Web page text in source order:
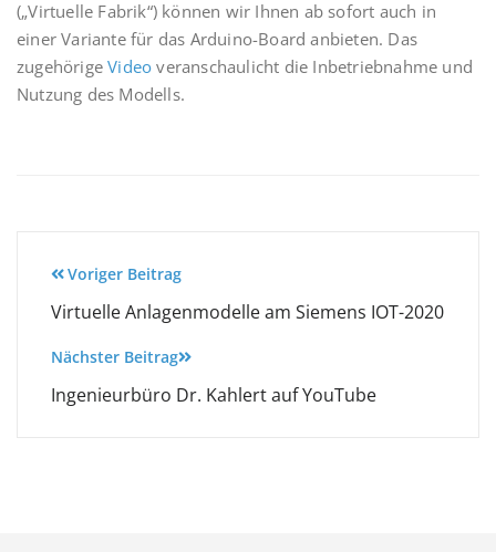
(„Virtuelle Fabrik“) können wir Ihnen ab sofort auch in
einer Variante für das Arduino-Board anbieten. Das
zugehörigeVideo veranschaulicht die Inbetriebnahme und
Nutzung des Modells.
Beitragsnavigation
Voriger Beitrag
Virtuelle Anlagenmodelle am Siemens IOT-2020
Nächster Beitrag
Ingenieurbüro Dr. Kahlert auf YouTube